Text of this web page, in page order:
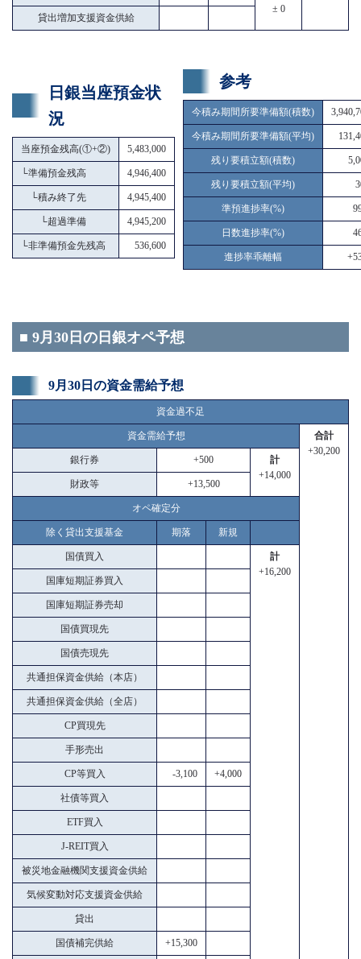
± 0
貸出増加支援資金供給
日銀当座預金状
況
当座預金残高(①+②) 5,483,000
└準備預金残高 4,946,400
└積み終了先 4,945,400
└超過準備 4,945,200
└非準備預金先残高 536,600
参考
今積み期間所要準備額(積数)
今積み期間所要準備額(平均)
残り要積立額(積数)
残り要積立額(平均)
準預進捗率(%)
日数進捗率(%)
進捗率乖離幅
■ 9月30日の日銀オペ予想
9月30日の資金需給予想
資金過不足
資金需給予想
合計
+30,200
銀行券 +500
計
+14,000
財政等 +13,500
オペ確定分
除く貸出支援基金 期落 新規
国債買入
計
+16,200
国庫短期証券買入
国庫短期証券売却
国債買現先
国債売現先
共通担保資金供給（本店）
共通担保資金供給（全店）
CP買現先
手形売出
CP等買入 -3,100 +4,000
社債等買入
ETF買入
J-REIT買入
被災地金融機関支援資金供給
気候変動対応支援資金供給
貸出
国債補完供給 +15,300